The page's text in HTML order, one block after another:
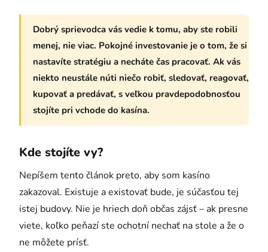
Dobrý sprievodca vás vedie k tomu, aby ste robili
menej, nie viac. Pokojné investovanie je o tom, že si
nastavíte stratégiu a necháte čas pracovať. Ak vás
niekto neustále núti niečo robiť, sledovať, reagovať,
kupovať a predávať, s veľkou pravdepodobnosťou
stojíte pri vchode do kasína.
Kde stojíte vy?
Nepíšem tento článok preto, aby som kasíno
zakazoval. Existuje a existovať bude, je súčasťou tej
istej budovy. Nie je hriech doň občas zájsť – ak presne
viete, koľko peňazí ste ochotní nechať na stole a že o
ne môžete prísť.